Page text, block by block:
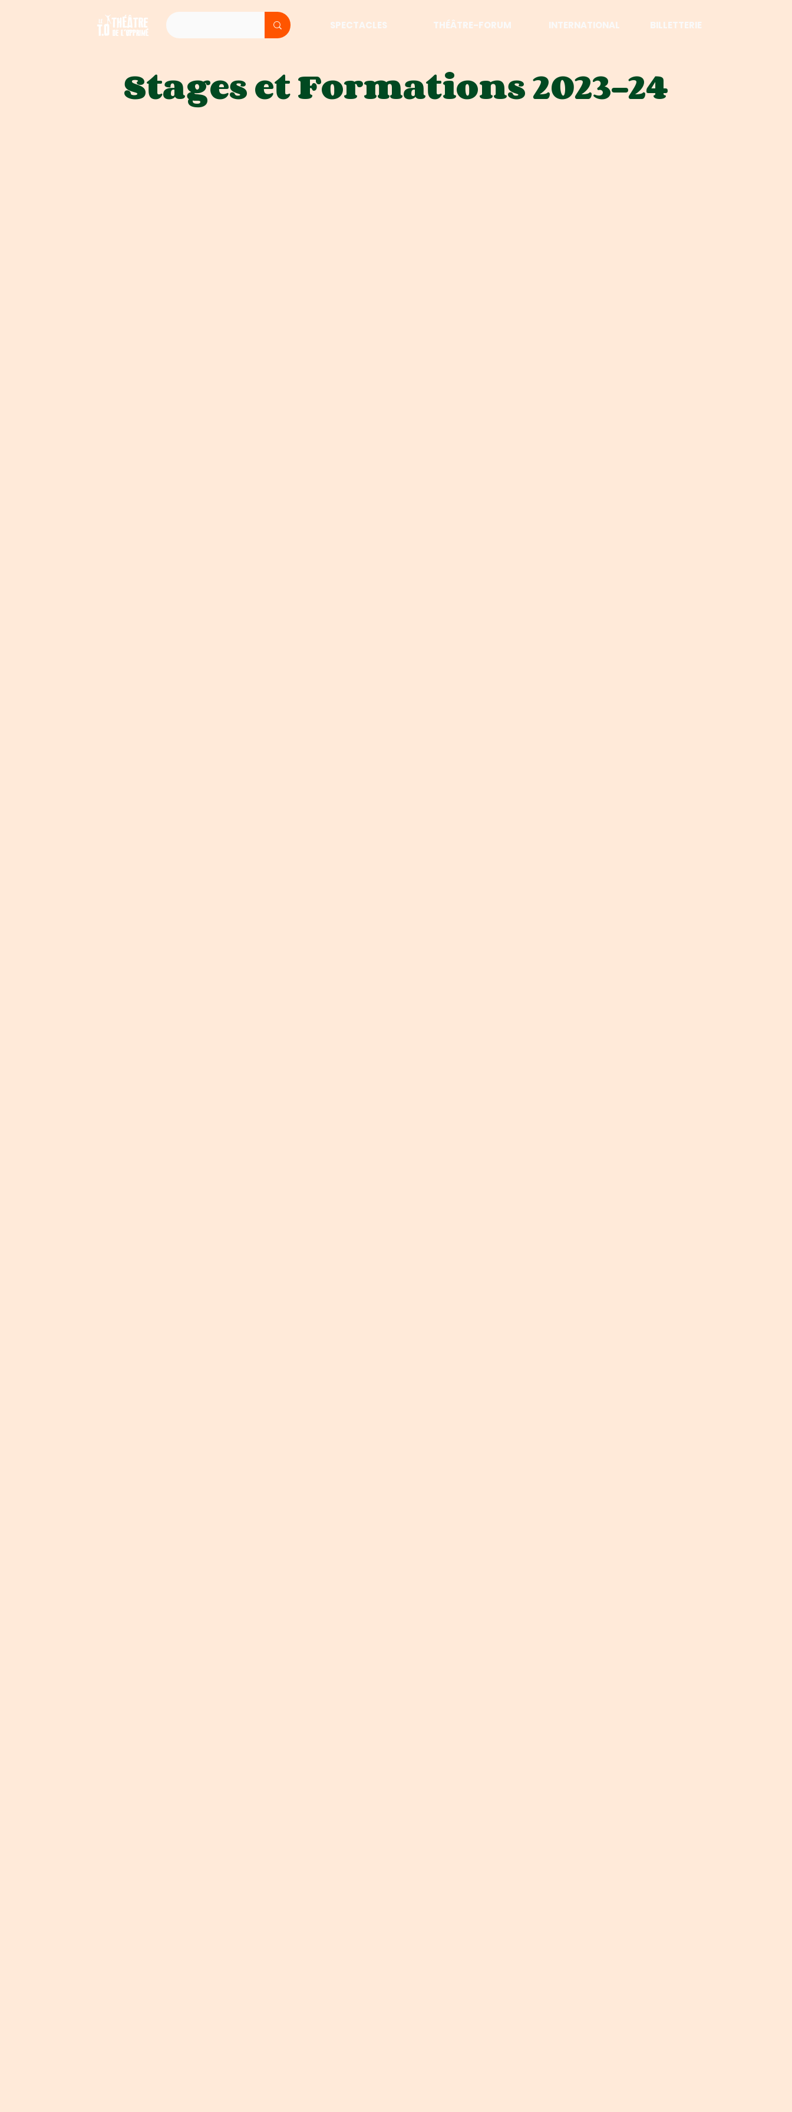
SPECTACLES THÉÂTRE-FORUM INTERNATIONAL BILLETTERIE
Stages et Formations 2023-24